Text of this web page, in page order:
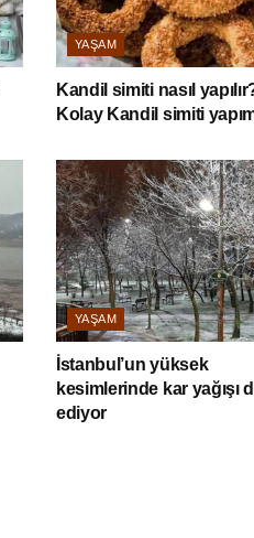
YAŞAM
Kandil simiti nasıl
Kolay Kandil simiti
YAŞAM
İstanbul’un yüksek
kesimlerinde kar yağışı
ediyor